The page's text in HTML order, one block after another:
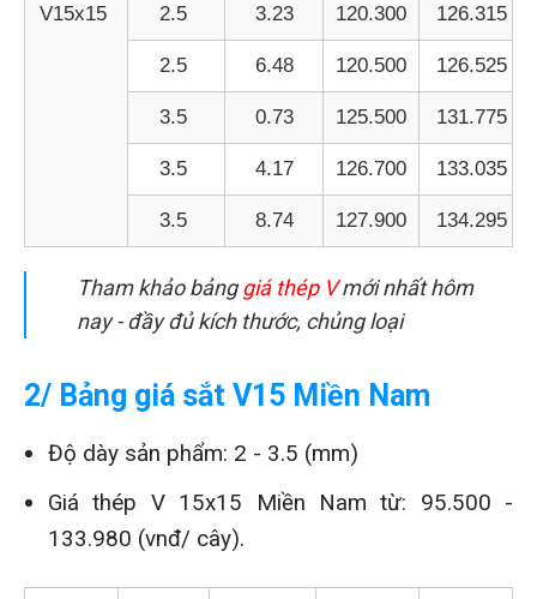
V15x15 2.5 3.23 120.300 126.315
2.5 6.48 120.500 126.525
3.5 0.73 125.500 131.775
3.5 4.17 126.700 133.035
3.5 8.74 127.900 134.295
Tham khảo bảnggiá thép Vmới nhất hôm
nay - đầy đủ kích thước, chủng loại
2/ Bảng giá sắt V15 Miền Nam
Độ dày sản phẩm: 2 - 3.5 (mm)
Giá thép V 15x15 Miền Nam từ: 95.500 -
133.980 (vnđ/ cây).